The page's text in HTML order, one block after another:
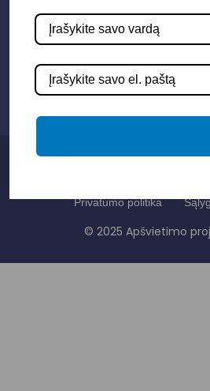
Susisiekime
+3706 279 7213
Privatumo politika
© 2025 Apšvietimo